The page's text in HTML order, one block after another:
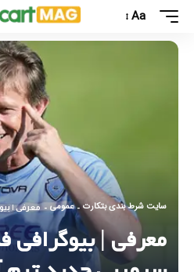
Aa
سایت شرط بندی بتکارت - عمومی - معرفی |
معرفی | بیوگرافی